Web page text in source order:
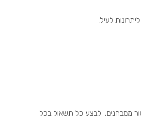
לעיל.
ממבחנים, ולבצע כל תשאול בכל